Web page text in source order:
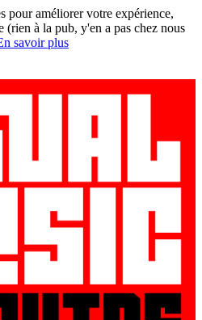
pour améliorer votre expérience,
(rien à la pub, y'en a pas chez nous
savoir plus